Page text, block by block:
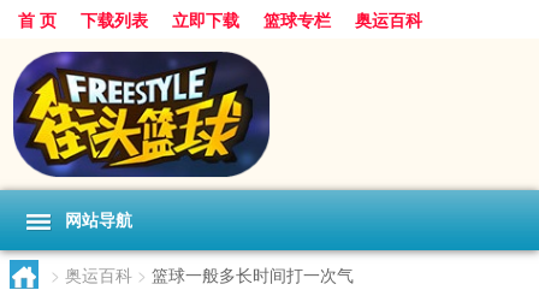
首 页 下载列表 立即下载 篮球专栏 奥运百科
网站导航
> 奥运百科 > 篮球一般多长时间打一次气